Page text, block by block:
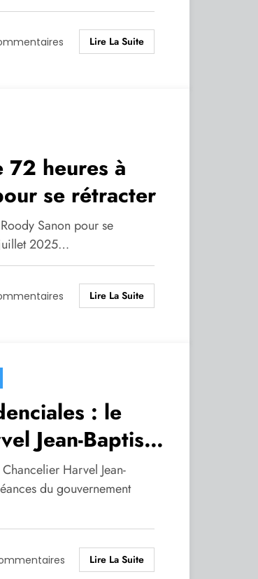
Lire La Suite
72 heures à
se rétracter
Sanon pour se
2025…
Lire La Suite
: le
Jean-Baptiste
du
Harvel Jean-
du gouvernement
Lire La Suite